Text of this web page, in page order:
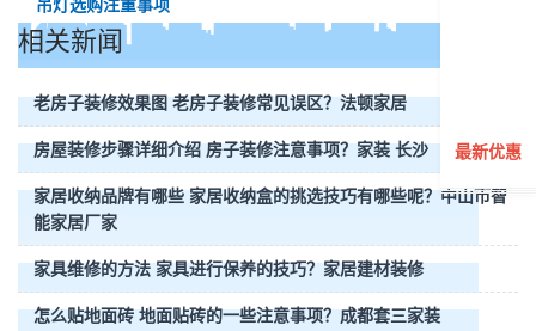
吊灯选购注重事项
相关新闻
老房子装修效果图 老房子装修常见误区？法顿家居
房屋装修步骤详细介绍 房子装修注意事项？家装 长沙
家居收纳品牌有哪些 家居收纳盒的挑选技巧有哪些呢？中山市智
能家居厂家
家具维修的方法 家具进行保养的技巧？家居建材装修
怎么贴地面砖 地面贴砖的一些注意事项？成都套三家装
最新优惠